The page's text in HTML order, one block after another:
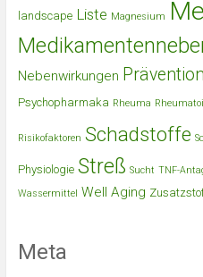
landscape Liste Magnesium
Nebenwirkungen Prävention
Psychopharmaka Rheuma
Risikofaktoren Schadstoffe
Physiologie Streß Sucht TNF-
Wassermittel Well Aging
Meta